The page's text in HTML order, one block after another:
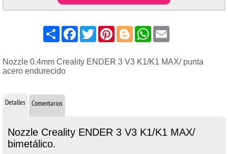
ShareFacebook
TwitterPinterest
BloggerWhatsApp
Nozzle 0.4mm Creality ENDER 3 V3 K1/K1 MAX/ punta
acero endurecido
Detalles Comentarios
Nozzle Creality ENDER 3 V3 K1/K1 MAX/
bimetálico.